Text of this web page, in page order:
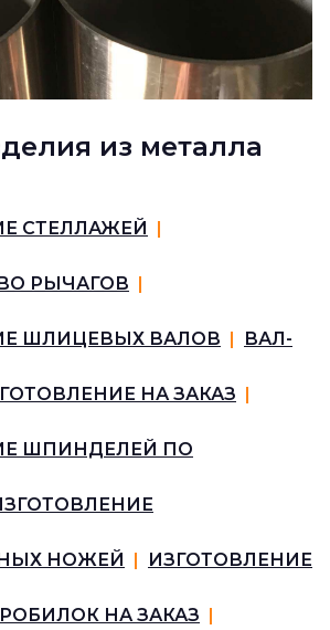
из металла
СТЕЛЛАЖЕЙ
РЫЧАГОВ
ШЛИЦЕВЫХ ВАЛОВ ВАЛ-
НА ЗАКАЗ
ШПИНДЕЛЕЙ ПО
НОЖЕЙ ИЗГОТОВЛЕНИЕ
НА ЗАКАЗ